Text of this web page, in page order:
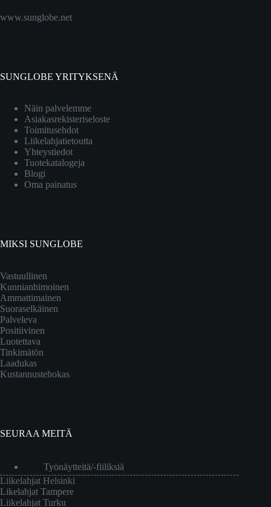
www.sunglobe.net
SUNGLOBE YRITYKSENÄ
Näin palvelemme
Asiakasrekisteriseloste
Toimitusehdot
Liikelahjatietoutta
Yhteystiedot
Tuotekatalogeja
Blogi
Oma painatus
MIKSI SUNGLOBE
Vastuullinen
Kunnianhimoinen
Ammattimainen
Suoraselkäinen
Palveleva
Positiivinen
Luotettava
Tinkimätön
Laadukas
Kustannustehokas
SEURAA MEITÄ
Työnäytteitä/-fiiliksiä
Liikelahjat Helsinki
Likelahjat Tampere
Liikelahjat Turku